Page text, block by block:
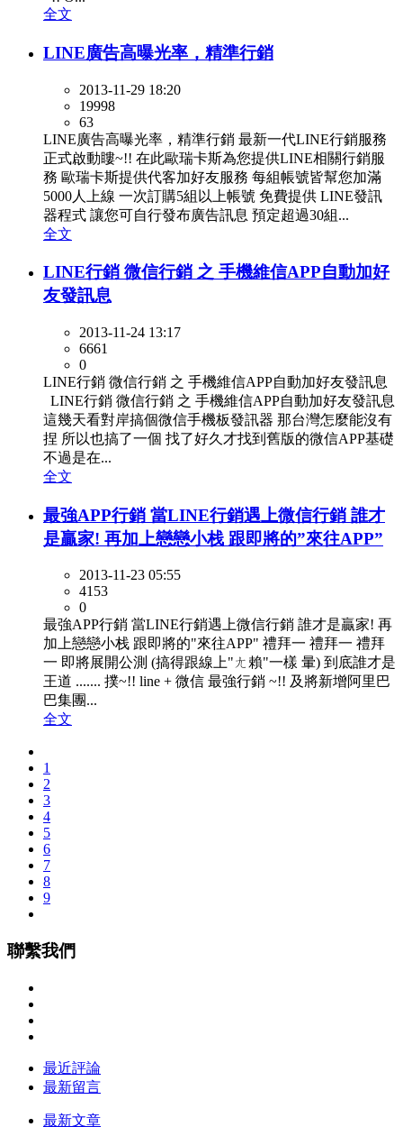
全文
LINE廣告高曝光率，精準行銷
2013-11-29 18:20
19998
63
LINE廣告高曝光率，精準行銷 最新一代LINE行銷服務
正式啟動瞜~!! 在此歐瑞卡斯為您提供LINE相關行銷服
務 歐瑞卡斯提供代客加好友服務 每組帳號皆幫您加滿
5000人上線 一次訂購5組以上帳號 免費提供 LINE發訊
器程式 讓您可自行發布廣告訊息 預定超過30組...
全文
LINE行銷 微信行銷 之 手機維信APP自動加好
友發訊息
2013-11-24 13:17
6661
0
LINE行銷 微信行銷 之 手機維信APP自動加好友發訊息
LINE行銷 微信行銷 之 手機維信APP自動加好友發訊息
這幾天看對岸搞個微信手機板發訊器 那台灣怎麼能沒有
捏 所以也搞了一個 找了好久才找到舊版的微信APP基礎
不過是在...
全文
最強APP行銷 當LINE行銷遇上微信行銷 誰才
是贏家! 再加上戀戀小栈 跟即將的”來往APP”
2013-11-23 05:55
4153
0
最強APP行銷 當LINE行銷遇上微信行銷 誰才是贏家! 再
加上戀戀小栈 跟即將的"來往APP" 禮拜一 禮拜一 禮拜
一 即將展開公測 (搞得跟線上"ㄤ賴"一樣 暈) 到底誰才是
王道 ....... 撲~!! line + 微信 最強行銷 ~!! 及將新增阿里巴
巴集團...
全文
1
2
3
4
5
6
7
8
9
聯繫我們
最近評論
最新留言
最新文章